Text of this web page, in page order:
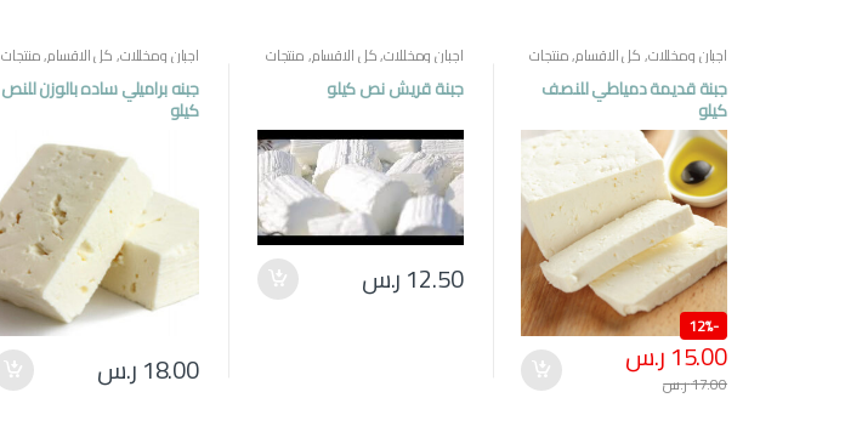
اجبان ومخللات,كل الاقسام,منتجات
مصرية
جبنة قديمة دمياطي للنصف
كيلو
-
12%
15.00ر.س
17.00ر.س
اجبان ومخللات,كل الاقسام,منتجات
مصرية
جبنة قريش نص كيلو
12.50ر.س
اجبان ومخللات,كل الاقسام,منتجات
مصرية
جبنه براميلي ساده بالوزن للنص
كيلو
18.00ر.س